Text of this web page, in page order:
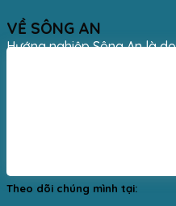
VỀ SÔNG AN
Hướng nghiệp Sông An là
Theo dõi chúng mình tại: